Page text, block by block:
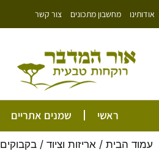
לתוכן
אודותינו מחשבון מתכונים צור קשר
ראשי שמנים אתריים
עמוד הבית / אריזות וציוד / בקבוקים